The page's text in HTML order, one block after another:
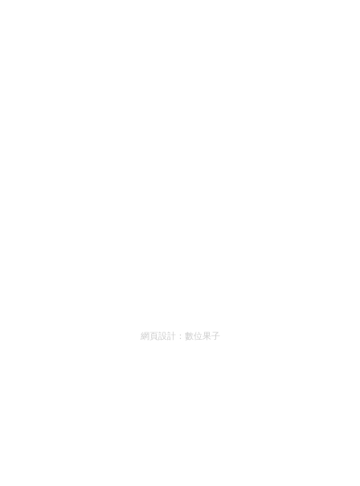
網頁設計： 數位果子